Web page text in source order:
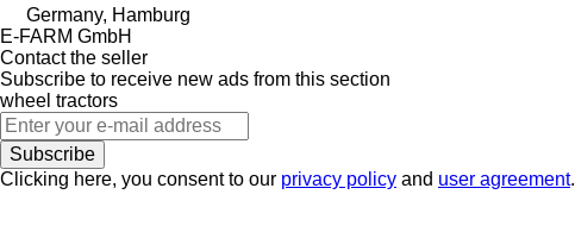
Germany, Hamburg
E-FARM GmbH
Contact the seller
Subscribe to receive new ads from this section
wheel tractors
Subscribe
Clicking here, you consent to our privacy policy and user agreement.